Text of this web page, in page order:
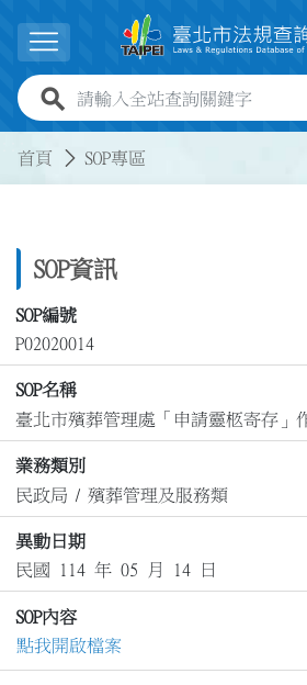
展開選單
全站查詢關鍵字欄位
首頁 SOP專區
SOP資訊
SOP編號
P02020014
SOP名稱
臺北市殯葬管理處「申請靈柩寄存」
業務類別
民政局 / 殯葬管理及服務類
異動日期
民國 114 年 05 月 14 日
SOP內容
點我開啟檔案